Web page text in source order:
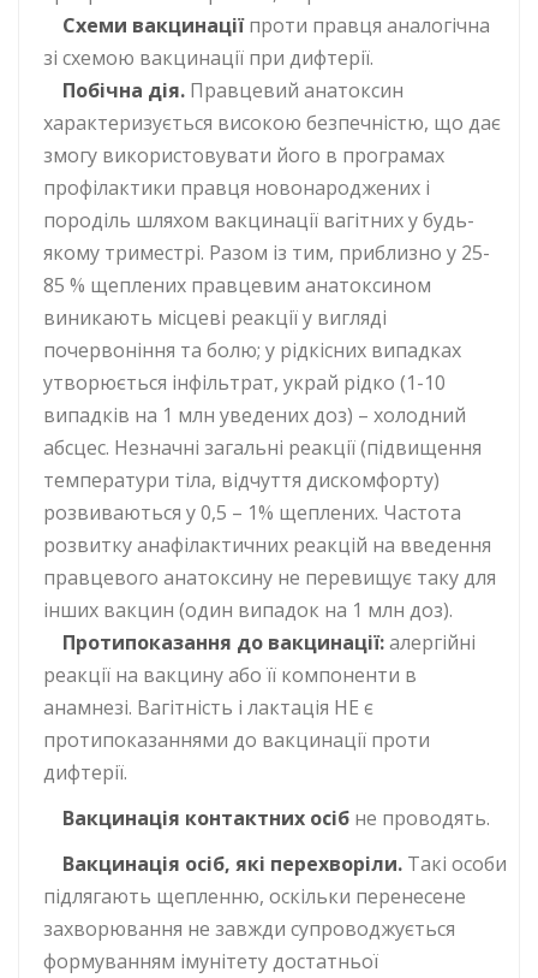
Схеми вакцинаціїпроти правця аналогічна
зі схемою вакцинації при дифтерії.
Побічна дія. Правцевий анатоксин
характеризується високою безпечністю, що дає
змогу використовувати його в програмах
профілактики правця новонароджених і
породіль шляхом вакцинації вагітних у будь-
якому триместрі. Разом із тим, приблизно у 25-
85 % щеплених правцевим анатоксином
виникають місцеві реакції у вигляді
почервоніння та болю; у рідкісних випадках
утворюється інфільтрат, украй рідко (1-10
випадків на 1 млн уведених доз) – холодний
абсцес. Незначні загальні реакції (підвищення
температури тіла, відчуття дискомфорту)
розвиваються у 0,5 – 1% щеплених. Частота
розвитку анафілактичних реакцій на введення
правцевого анатоксину не перевищує таку для
інших вакцин (один випадок на 1 млн доз).
Протипоказання до вакцинації:алергійні
реакції на вакцину або її компоненти в
анамнезі. Вагітність і лактація НЕ є
протипоказаннями до вакцинації проти
дифтерії.
Вакцинація контактних осіб не проводять.
Вакцинація осіб, які перехворіли. Такі особи
підлягають щепленню, оскільки перенесене
захворювання не завжди супроводжується
формуванням імунітету достатньої